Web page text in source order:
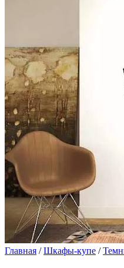
Главная /Шкафы-купе /